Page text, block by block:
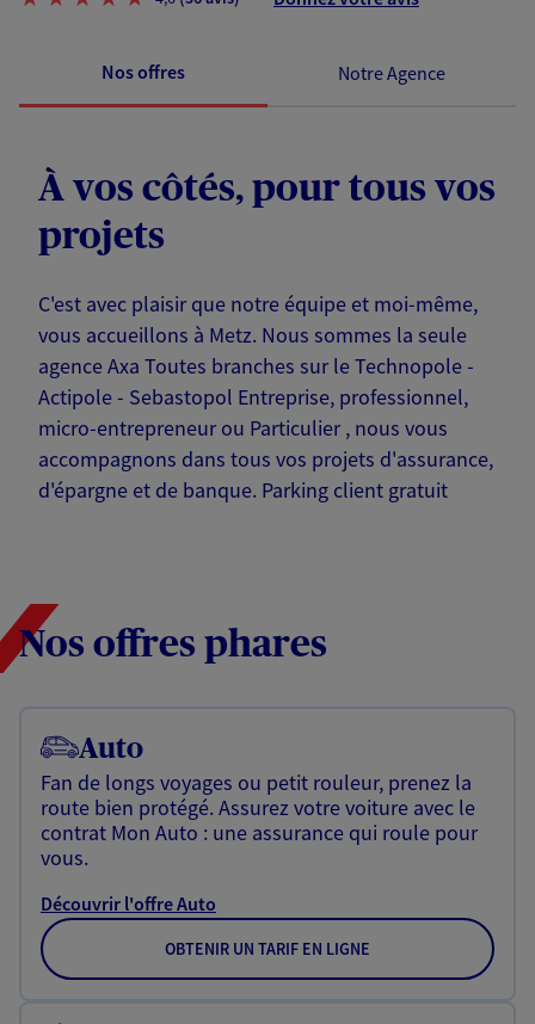
Nos offres Notre Agence
À vos côtés, pour tous vos
projets
C'est avec plaisir que notre équipe et moi-même,
vous accueillons à Metz. Nous sommes la seule
agence Axa Toutes branches sur le Technopole -
Actipole - Sebastopol Entreprise, professionnel,
micro-entrepreneur ou Particulier , nous vous
accompagnons dans tous vos projets d'assurance,
d'épargne et de banque. Parking client gratuit
Nos offres phares
Auto
Fan de longs voyages ou petit rouleur, prenez la
route bien protégé. Assurez votre voiture avec le
contrat Mon Auto : une assurance qui roule pour
vous.
Découvrir l'offre Auto
OBTENIR UN TARIF EN LIGNE